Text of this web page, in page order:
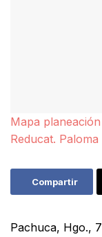
Mapa
Reducat.
Compartir
Pachuca, Hgo.,